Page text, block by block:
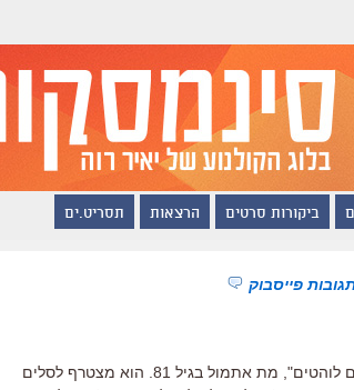
ביקורות סרטים הרצאות תסריט.ים
פייסבוק
הארווי קורמן, שגילם את הדלי למאר ב"אוכפים לוהטים", מת אתמול בגיל 81. הוא מצטרף לסלים